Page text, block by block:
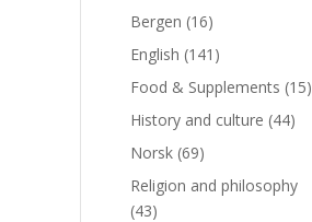
Bergen (16)
English (141)
Food & Supplements (15)
History and culture (44)
Norsk (69)
Religion and philosophy
(43)